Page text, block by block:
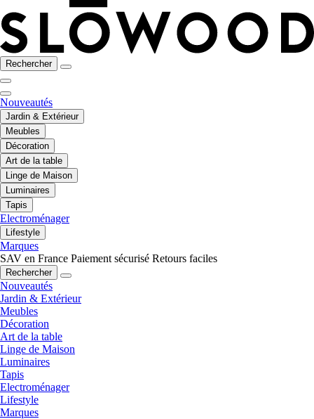
Rechercher
Nouveautés
Jardin & Extérieur
Meubles
Décoration
Art de la table
Linge de Maison
Luminaires
Tapis
Electroménager
Lifestyle
Marques
SAV en France Paiement sécurisé Retours faciles
Rechercher
Nouveautés
Jardin & Extérieur
Meubles
Décoration
Art de la table
Linge de Maison
Luminaires
Tapis
Electroménager
Lifestyle
Marques